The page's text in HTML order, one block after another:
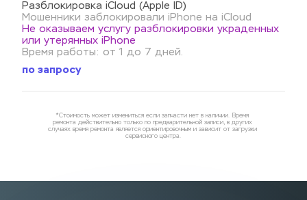
Разблокировка iCloud (Apple ID)
Мошенники заблокировали iPhone на iCloud
Не оказываем услугу разблокировки украденных
или утерянных iPhone
Время работы: от 1 до 7 дней.
по запросу
*Стоимость может измениться если запчасти нет в наличии. Время
ремонта действительно только по предварительной записи, в других
случаях время ремонта является ориентировочным и зависит от загрузки
сервисного центра.